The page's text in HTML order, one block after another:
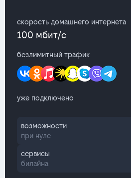
скорость домашнего интернета
100 мбит/с
безлимитный трафик
уже подключено
возможности
при нуле
сервисы
билайна